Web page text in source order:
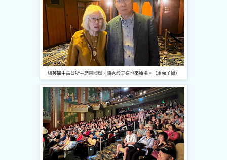
紐英崙中華公所主席雷國輝、陳秀珍夫婦也來捧場。（周菊子攝）